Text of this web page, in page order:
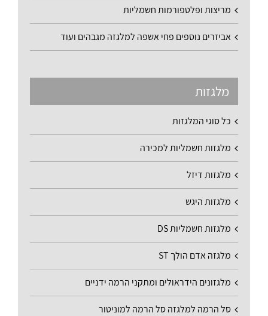
מריצות ופלטפורמות חשמליות
אביזרים נוספים פחי אשפה למלגזה מגבהים ועוד
מלגזות
כל סוגי המלגזות
מלגזות חשמליות למכירה
מלגזות דיזל
מלגזות היגש
מלגזות חשמליות DS
מלגזה אדם הולך ST
מלגזונים הידראולים ומתקני הרמה ידניים
סל הרמה למלגזה סל הרמה למוניטור